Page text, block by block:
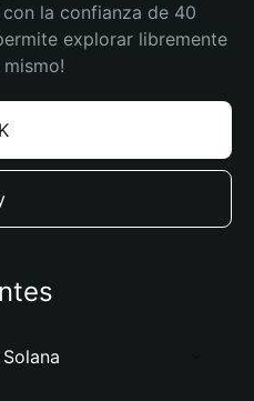
la confianza de 40
explorar libremente
mismo!